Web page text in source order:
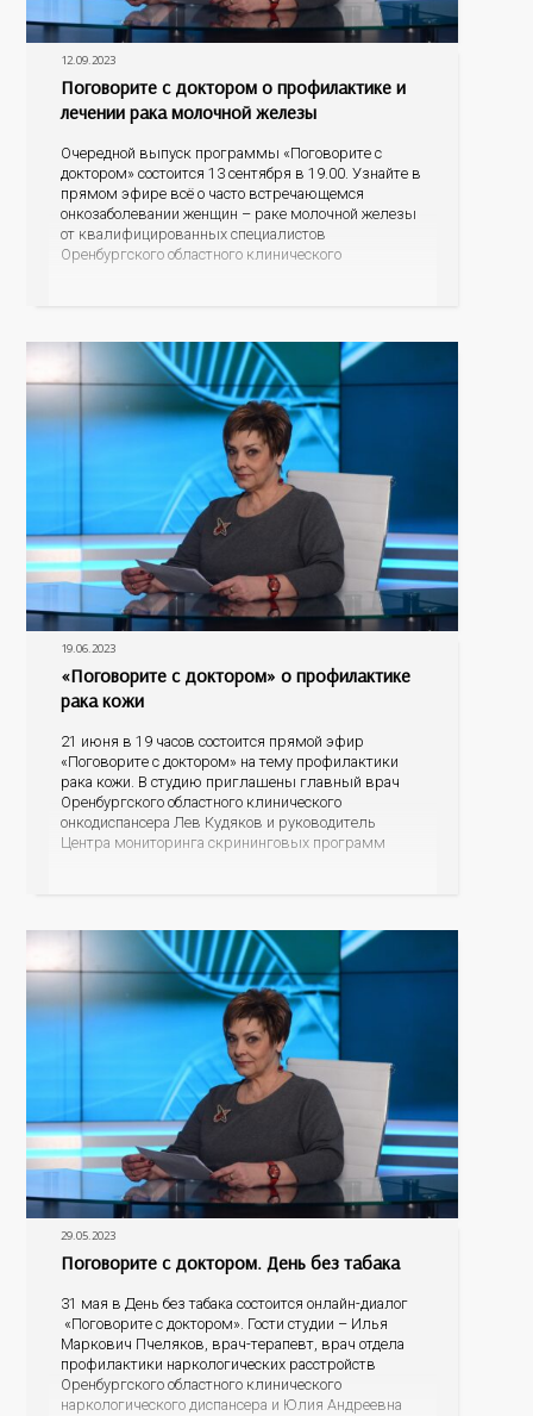
12.09.2023
Поговорите с доктором о профилактике и
лечении рака молочной железы
Очередной выпуск программы «Поговорите с
доктором» состоится 13 сентября в 19.00. Узнайте в
прямом эфире всё о часто встречающемся
онкозаболевании женщин – раке молочной железы
от квалифицированных специалистов
Оренбургского областного клинического
группе риска, по каким
19.06.2023
«Поговорите с доктором» о профилактике
рака кожи
21 июня в 19 часов состоится прямой эфир
«Поговорите с доктором» на тему профилактики
рака кожи. В студию приглашены главный врач
Оренбургского областного клинического
онкодиспансера Лев Кудяков и руководитель
Центра мониторинга скрининговых программ
человек может заподозрить
29.05.2023
Поговорите с доктором. День без табака
31 мая в День без табака состоится онлайн-диалог
«Поговорите с доктором». Гости студии – Илья
Маркович Пчеляков, врач-терапевт, врач отдела
профилактики наркологических расстройств
Оренбургского областного клинического
наркологического диспансера и Юлия Андреевна